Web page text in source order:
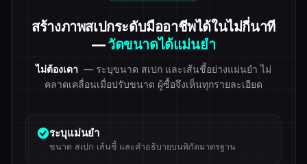
สร้างภาพสเปกระดับมืออาชีพได้ในไม่กี่นาที
—วัดขนาดได้แม่นยำ
ไม่ต้องเดา — ระบุขนาด สเปก และเส้นชี้อย่างแม่นยำ ไม่
คลาดเคลื่อนเมื่อปรับขนาด ผู้ซื้อจึงเห็นทุกรายละเอียด
ระบุแม่นยำ
ขนาด สเปก เส้นชี้ และคำอธิบายบนพิกัดมาตรฐาน